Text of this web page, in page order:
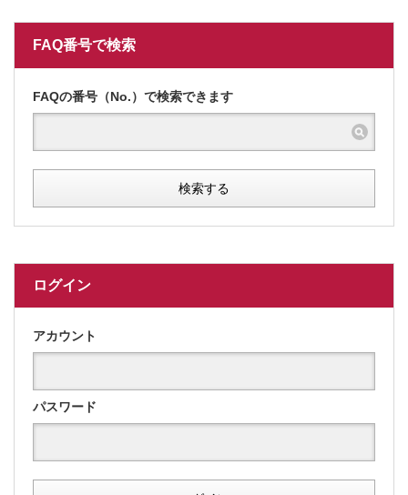
FAQ番号で検索
FAQの番号（No.）で検索できます
検索する
ログイン
アカウント
パスワード